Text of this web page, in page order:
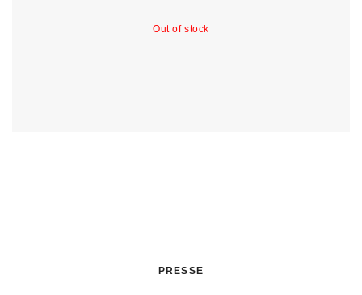
Out of stock
PRESSE